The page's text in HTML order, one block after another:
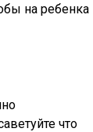
на ребенка
что